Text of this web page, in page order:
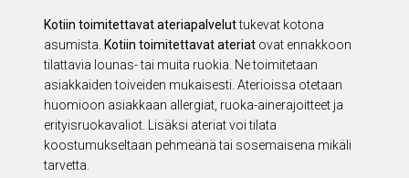
Kotiin toimitettavat ateriapalveluttukevat kotona
asumista. Kotiin toimitettavat ateriat ovat ennakkoon
tilattavia lounas- tai muita ruokia. Ne toimitetaan
asiakkaiden toiveiden mukaisesti. Aterioissa otetaan
huomioon asiakkaan allergiat, ruoka-ainerajoitteet ja
erityisruokavaliot. Lisäksi ateriat voi tilata
koostumukseltaan pehmeänä tai sosemaisena mikäli
tarvetta.